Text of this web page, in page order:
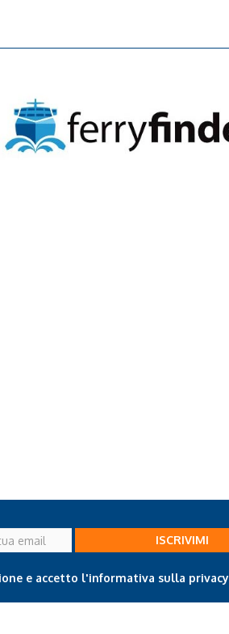
ISCRIVIMI
e accetto l'informativa sulla privacy